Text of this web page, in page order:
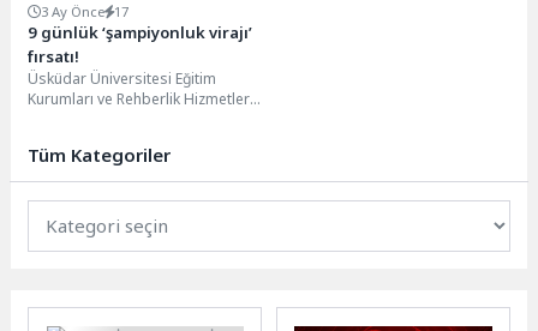
3 Ay Önce 17
9 günlük ‘şampiyonluk virajı’
fırsatı!
Üsküdar Üniversitesi Eğitim
Kurumları ve Rehberlik Hizmetleri
hazırlanan...
Tüm Kategoriler